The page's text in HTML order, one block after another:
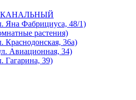
Яна Фабрициуса, 48/1)
растения)
Краснодонская, 36а)
Авиационная, 34)
Гагарина, 39)